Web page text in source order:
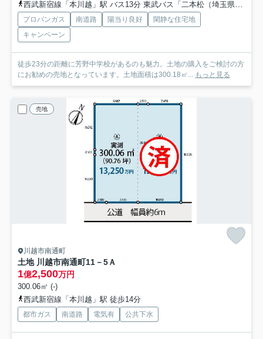
西武新宿線「本川越」駅 バス13分 東武バス「二本松（埼玉県）」 停歩13分
プロパンガス 南道路 陽当り良好
閑静な住宅地
キャンペーン
徒歩23分の距離に芳野中学校があるのも魅力。土地の購入をご検討の方
にお勧めの売地となっています。土地面積は300.18㎡... もっと見る
売地
川越市南通町
土地 川越市南通町11－5Ａ
1億2,500万円
300.06㎡ (-)
西武新宿線「本川越」駅 徒歩14分
都市ガス 南道路 電気有 公共下水